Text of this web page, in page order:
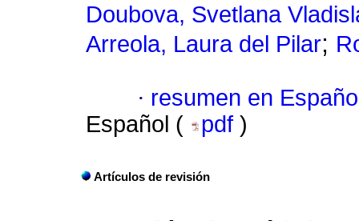
Doubova, Svetlana
Arreola, Laura del Pilar;
· resumen en
Español (
pdf )
Artículos de revisión